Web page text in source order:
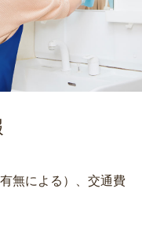
無による）、交通費